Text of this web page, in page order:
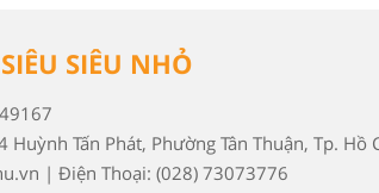
SIÊU NHỎ
Huỳnh Tấn Phát, Phường Tân Thuận, Tp. Hồ
| Điện Thoại: (028) 73073776